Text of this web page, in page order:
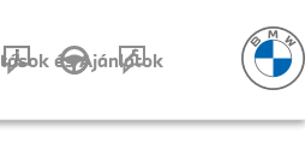
és Ajánlatok